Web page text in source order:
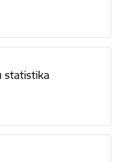
statistika